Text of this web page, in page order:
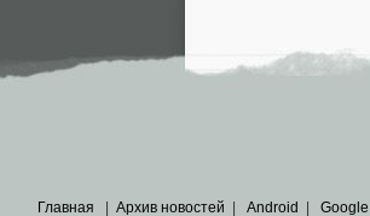
Главная Архив новостей Android Google